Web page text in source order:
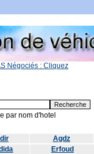
Négociés : Cliquez
par nom d'hotel
Agdz
Erfoud